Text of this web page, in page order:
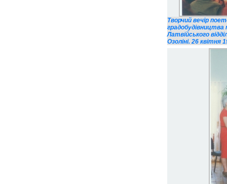
Творчий вечір
градобудівництва
Латвійського
Озоліні. 26 квітня